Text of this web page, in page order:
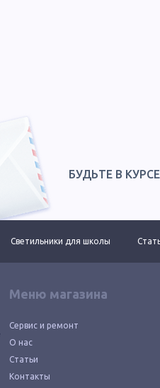
БУДЬТЕ В
Светильники для школы
Меню магазина
Сервис и ремонт
О нас
Статьи
Контакты